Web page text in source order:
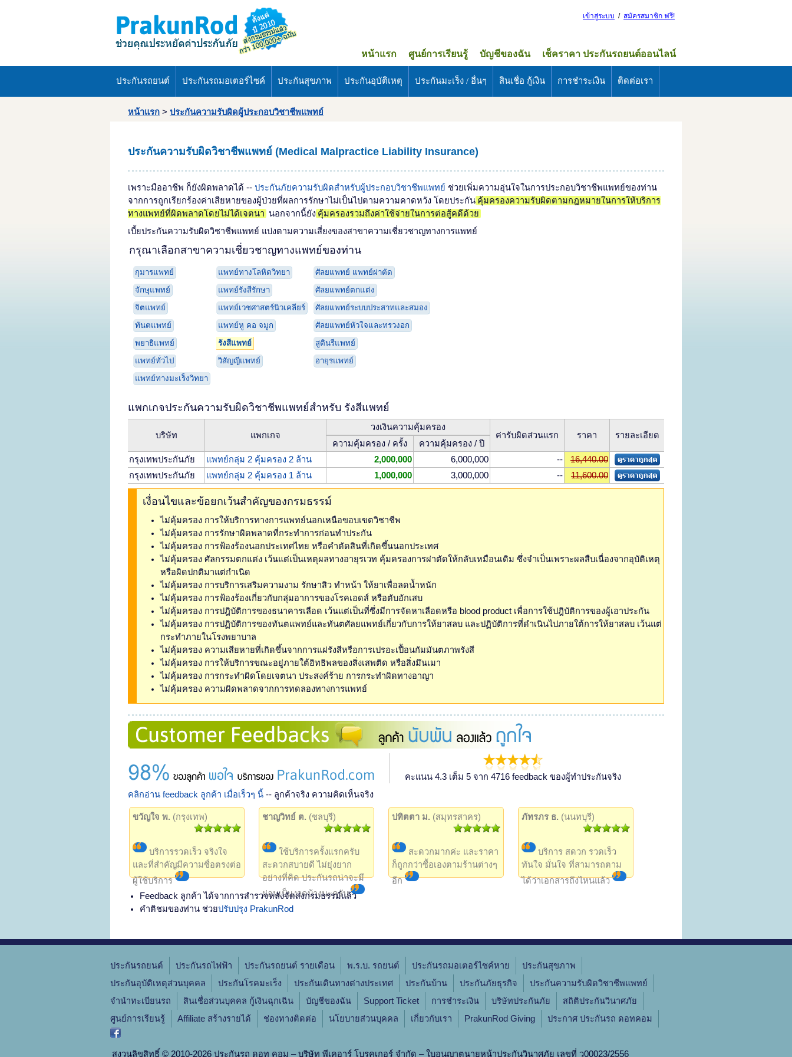
เข้าสู่ระบบ / สมัครสมาชิก ฟรี!
เช็คราคา ประกันรถยนต์ออนไลน์
บัญชีของฉัน
ศูนย์การเรียนรู้
หน้าแรก
ประกันรถยนต์ ประกันรถมอเตอร์ไซค์ ประกันสุขภาพ ประกันอุบัติเหตุ ประกันมะเร็ง / อื่นๆ สินเชื่อ กู้เงิน การชำระเงิน ติดต่อเรา
หน้าแรก > ประกันความรับผิดผู้ประกอบวิชาชีพแพทย์
ประกันความรับผิดวิชาชีพแพทย์ (Medical Malpractice Liability Insurance)
เพราะมืออาชีพ ก็ยังผิดพลาดได้ -- ประกันภัยความรับผิดสำหรับผู้ประกอบวิชาชีพแพทย์ ช่วยเพิ่มความอุ่นใจในการประกอบวิชาชีพแพทย์ของท่าน
จากการถูกเรียกร้องค่าเสียหายของผู้ป่วยที่ผลการรักษาไม่เป็นไปตามความคาดหวัง โดยประกัน คุ้มครองความรับผิดตามกฎหมายในการให้บริการ
ทางแพทย์ที่ผิดพลาดโดยไม่ได้เจตนา นอกจากนี้ยัง คุ้มครองรวมถึงค่าใช้จ่ายในการต่อสู้คดีด้วย
เบี้ยประกันความรับผิดวิชาชีพแพทย์ แบ่งตามความเสี่ยงของสาขาความเชี่ยวชาญทางการแพทย์
กรุณาเลือกสาขาความเชี่ยวชาญทางแพทย์ของท่าน
กุมารแพทย์ แพทย์ทางโลหิตวิทยา
ศัลยแพทย์ แพทย์ผ่าตัด
จักษุแพทย์
แพทย์รังสีรักษา
ศัลยแพทย์ตกแต่ง
จิตแพทย์
แพทย์เวชศาสตร์นิวเคลียร์
ศัลยแพทย์ระบบประสาทและสมอง
ทันตแพทย์
แพทย์หู คอ จมูก
ศัลยแพทย์หัวใจและทรวงอก
พยาธิแพทย์
รังสีแพทย์
สูตินรีแพทย์
แพทย์ทั่วไป
วิสัญญีแพทย์
อายุรแพทย์
แพทย์ทางมะเร็งวิทยา
แพกเกจประกันความรับผิดวิชาชีพแพทย์สำหรับ รังสีแพทย์
บริษัท แพกเกจ
วงเงินความคุ้มครอง
ค่ารับผิดส่วนแรก
ราคา
รายละเอียด
ความคุ้มครอง / ครั้ง
ความคุ้มครอง / ปี
กรุงเทพประกันภัย
แพทย์กลุ่ม 2 คุ้มครอง 2 ล้าน 2,000,000 6,000,000 --
16,440.00
กรุงเทพประกันภัย
แพทย์กลุ่ม 2 คุ้มครอง 1 ล้าน 1,000,000 3,000,000 -- 11,600.00
เงื่อนไขและข้อยกเว้นสำคัญของกรมธรรม์
ไม่คุ้มครอง การให้บริการทางการแพทย์นอกเหนือขอบเขตวิชาชีพ
ไม่คุ้มครอง การรักษาผิดพลาดที่กระทำการก่อนทำประกัน
ไม่คุ้มครอง การฟ้องร้องนอกประเทศไทย หรือคำตัดสินที่เกิดขึ้นนอกประเทศ
ไม่คุ้มครอง ศัลกรรมตกแต่ง เว้นแต่เป็นเหตุผลทางอายุรเวท คุ้มครองการผ่าตัดให้กลับเหมือนเดิม ซึ่งจำเป็นเพราะผลสืบเนื่องจากอุบัติเหตุ
หรือผิดปกติมาแต่กำเนิด
ไม่คุ้มครอง การบริการเสริมความงาม รักษาสิว ทำหน้า ให้ยาเพื่อลดน้ำหนัก
ไม่คุ้มครอง การฟ้องร้องเกี่ยวกับกลุ่มอาการของโรคเอดส์ หรือตับอักเสบ
ไม่คุ้มครอง การปฎิบัติการของธนาคารเลือด เว้นแต่เป็นที่ซึ่งมีการจัดหาเลือดหรือ blood product เพื่อการใช้ปฎิบัติการของผู้เอาประกัน
ไม่คุ้มครอง การปฏิบัติการของทันตแพทย์และทันตศัลยแพทย์เกี่ยวกับการให้ยาสลบ และปฏิบัติการที่ดำเนินไปภายใต้การให้ยาสลบ เว้นแต่
กระทำภายในโรงพยาบาล
ไม่คุ้มครอง ความเสียหายที่เกิดขึ้นจากการแผ่รังสีหรือการเปรอะเปื้อนกัมมันตภาพรังสี
ไม่คุ้มครอง การให้บริการขณะอยู่ภายใต้อิทธิพลของสิ่งเสพติด หรือสิ่งมึนเมา
ไม่คุ้มครอง การกระทำผิดโดยเจตนา ประสงค์ร้าย การกระทำผิดทางอาญา
ไม่คุ้มครอง ความผิดพลาดจากการทดลองทางการแพทย์
คะแนน 4.3 เต็ม 5 จาก 4716 feedback ของผู้ทำประกันจริง
คลิกอ่าน feedback ลูกค้า เมื่อเร็วๆ นี้ -- ลูกค้าจริง ความคิดเห็นจริง
ขวัญใจ พ. (กรุงเทพ)
บริการรวดเร็ว จริงใจ
และที่สำคัญมีความซื่อตรงต่อ
ผู้ใช้บริการ
ชาญวิทย์ ต. (ชลบุรี)
ใช้บริการครั้งแรกครับ
สะดวกสบายดี ไม่ยุ่งยาก
อย่างที่คิด ประกันรถน่าจะมี
ผ่อนเป็นงวดบ้างนะครับ
ปทิตตา ม. (สมุทรสาคร)
สะดวกมากค่ะ และราคา
ก็ถูกกว่าซื้อเองตามร้านต่างๆ
อีก
ภัทรภร ธ. (นนทบุรี)
บริการ สดวก รวดเร็ว
ทันใจ มั่นใจ ที่สามารถตาม
ได้ว่าเอกสารถึงไหนแล้ว
Feedback ลูกค้า ได้จากการสำรวจหลังจัดส่งกรมธรรม์แล้ว
คำติชมของท่าน ช่วยปรับปรุง PrakunRod
ประกันรถยนต์ ประกันรถไฟฟ้า ประกันรถยนต์ รายเดือน พ.ร.บ. รถยนต์ ประกันรถมอเตอร์ไซค์หาย
ประกันสุขภาพ
ประกันอุบัติเหตุส่วนบุคคล
ประกันโรคมะเร็ง ประกันเดินทางต่างประเทศ ประกันบ้าน ประกันภัยธุรกิจ
ประกันความรับผิดวิชาชีพแพทย์
จํานําทะเบียนรถ
สินเชื่อส่วนบุคคล กู้เงินฉุกเฉิน บัญชีของฉัน Support Ticket การชำระเงิน บริษัทประกันภัย
สถิติประกันวินาศภัย
ศูนย์การเรียนรู้
Affiliate สร้างรายได้ ช่องทางติดต่อ นโยบายส่วนบุคคล เกี่ยวกับเรา PrakunRod Giving ประกาศ ประกันรถ ดอทคอม
สงวนลิขสิทธิ์ © 2010-2026 ประกันรถ ดอท คอม – บริษัท พีเคอาร์ โบรคเกอร์ จำกัด – ใบอนุญาตนายหน้าประกันวินาศภัย เลขที่ ว00023/2556